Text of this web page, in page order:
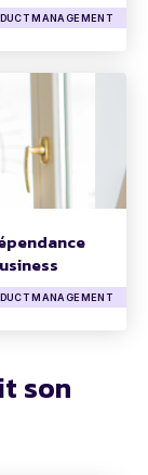
MANAGEMENT
MANAGEMENT
son